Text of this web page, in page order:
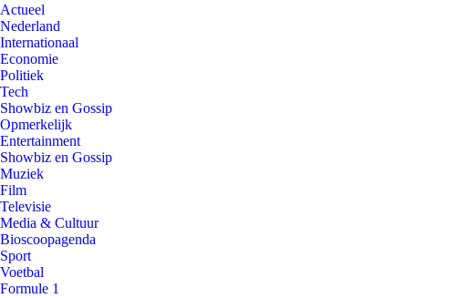
Actueel
Nederland
Internationaal
Economie
Politiek
Tech
Showbiz en Gossip
Opmerkelijk
Entertainment
Showbiz en Gossip
Muziek
Film
Televisie
Media & Cultuur
Bioscoopagenda
Sport
Voetbal
Formule 1